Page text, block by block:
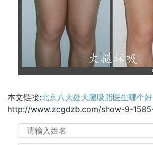
本文链接:北京八大处大腿吸脂医生哪个好
http://www.zcgdzb.com/show-9-